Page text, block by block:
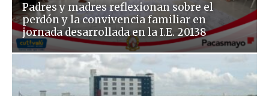
Padres y madres reflexionan sobre el
perdón y la convivencia familiar en
jornada desarrollada en la I.E. 20138